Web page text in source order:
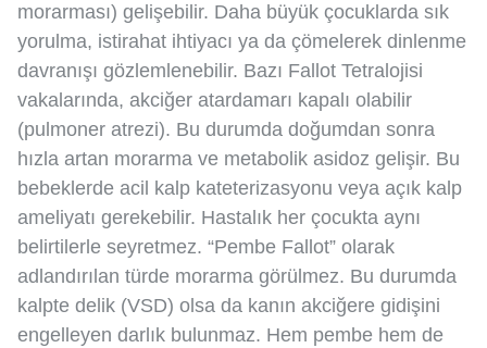
morarması) gelişebilir. Daha büyük çocuklarda sık
yorulma, istirahat ihtiyacı ya da çömelerek dinlenme
davranışı gözlemlenebilir. Bazı Fallot Tetralojisi
vakalarında, akciğer atardamarı kapalı olabilir
(pulmoner atrezi). Bu durumda doğumdan sonra
hızla artan morarma ve metabolik asidoz gelişir. Bu
bebeklerde acil kalp kateterizasyonu veya açık kalp
ameliyatı gerekebilir. Hastalık her çocukta aynı
belirtilerle seyretmez. “Pembe Fallot” olarak
adlandırılan türde morarma görülmez. Bu durumda
kalpte delik (VSD) olsa da kanın akciğere gidişini
engelleyen darlık bulunmaz. Hem pembe hem de